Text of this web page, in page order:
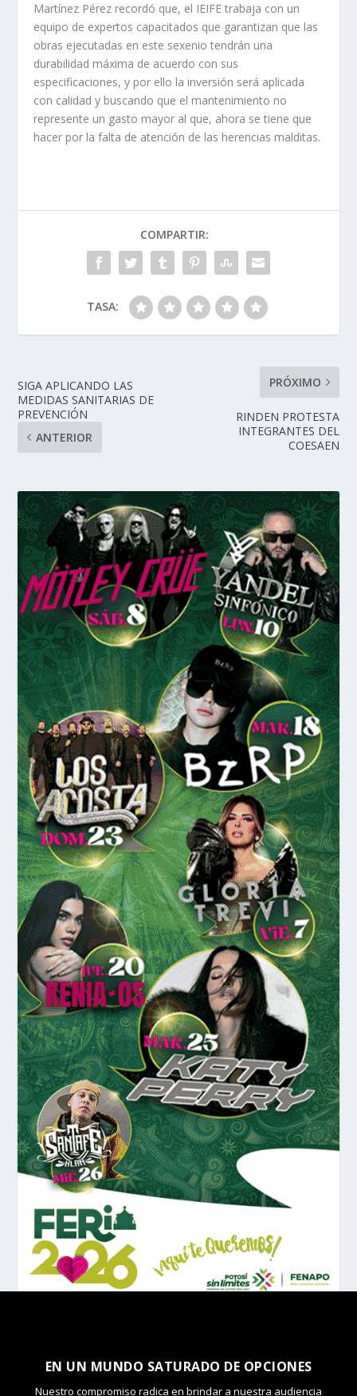
Martínez Pérez recordó que, el IEIFE trabaja con un
equipo de expertos capacitados que garantizan que las
obras ejecutadas en este sexenio tendrán una
durabilidad máxima de acuerdo con sus
especificaciones, y por ello la inversión será aplicada
con calidad y buscando que el mantenimiento no
represente un gasto mayor al que, ahora se tiene que
hacer por la falta de atención de las herencias malditas.
COMPARTIR:
TASA:
SIGA APLICANDO LAS
MEDIDAS SANITARIAS DE
PREVENCIÓN
ANTERIOR
PRÓXIMO
RINDEN PROTESTA
INTEGRANTES DEL
COESAEN
EN UN MUNDO SATURADO DE OPCIONES
Nuestro compromiso radica en brindar a nuestra audiencia